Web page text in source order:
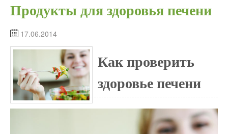
Продукты для здоровья печени
17.06.2014
Как проверить
здоровье печени